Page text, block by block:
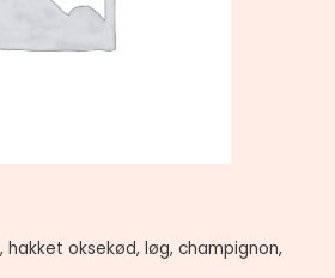
oksekød, løg, champignon,